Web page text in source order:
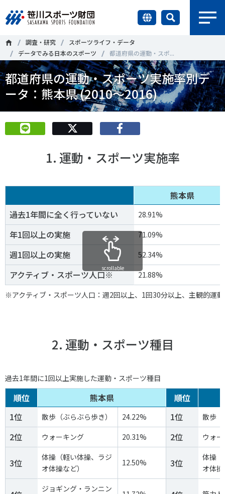
財団情報
研究員紹介
調査・研究
社会づくり
国際情報
知る学ぶ
ニュース
お問い合わせ・お申し込み
メールマガジン
「SSFニュース」
個人情報保護方針
ソーシャルメディア運営方針
© 2020
＃誰が子どものスポーツをささえるのか ＃部活動
＃アクティブなまちづくり ＃日本人の身体活動と健康寿命
＃障害者スポーツ ＃スポーツ基本計画
＃高齢者スポーツ ＃差別とダイバーシティ
スポーツライフ・データ
スポーツ白書
政策提言
子どものスポーツ
障害者スポーツ
スポーツボランティア
スポーツ政策・予算
社会づくり
自治体との連携
各教育機関との連携
スポーツ振興団体との連携
【動画】スポーツでアクティブなまちづくり
調査・研究
スポーツライフ・データ
データでみる日本のスポーツ
都道府県の運動・スポ...
都道府県の運動・スポーツ実施率別デ
ータ：熊本県 (2010～2016)
1. 運動・スポーツ実施率
熊本県
過去1年間に全く行っていない
28.91%
年1回以上の実施 71.09%
週1回以上の実施 52.34%
アクティブ・スポーツ人口※
21.88%
※アクティブ・スポーツ人口：週2回以上、1回30分以上、主観的運
scrollable
2. 運動・スポーツ種目
過去1年間に1回以上実施した運動・スポーツ種目
順位 熊本県
順位
1位
散歩（ぶらぶら歩き） 24.22% 1位 散歩
2位 ウォーキング 20.31% 2位 ウォ
3位
体操（軽い体操、ラジ
オ体操など）
12.50% 3位
体操
オ体
ジョギング・ランニン